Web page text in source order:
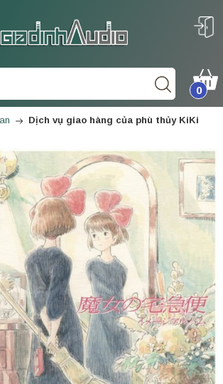
0
Dịch vụ giao hàng của phù thủy KiKi